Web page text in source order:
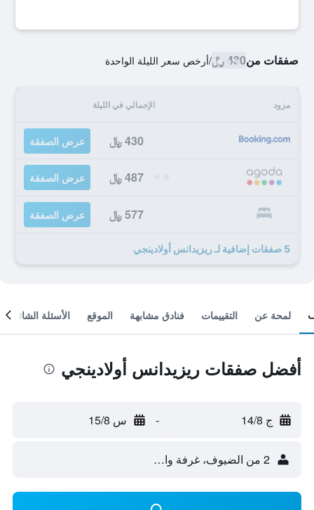
صفقات من430 ﷼ /أرخص سعر الليلة الواحدة
مزود الإجمالي في الليلة
430 ﷼ عرض الصفقة
487 ﷼ عرض الصفقة
577 ﷼ عرض الصفقة
5 صفقات إضافية لـ ريزيدانس أولادينجي
لمحة عن التقييمات فنادق مشابهة الموقع الأسئلة الشائعة
أفضل صفقات ريزيدانس أولادينجي
ج 14/8 - س 15/8
2 من الضيوف، غرفة واحدة